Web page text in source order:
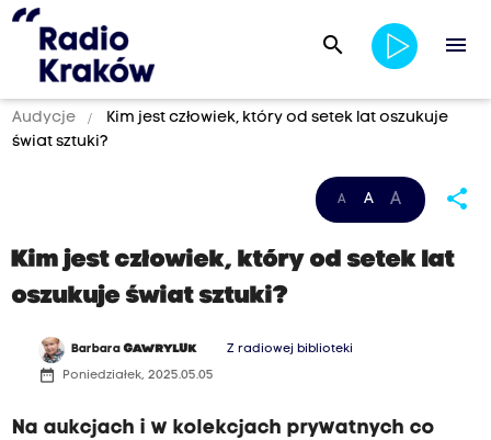
search menu
Audycje
Kim jest człowiek, który od setek lat oszukuje
świat sztuki?
A A A share
Kim jest człowiek, który od setek lat
oszukuje świat sztuki?
BarbaraGAWRYLUK Z radiowej biblioteki
date_range Poniedziałek, 2025.05.05
Na aukcjach i w kolekcjach prywatnych co